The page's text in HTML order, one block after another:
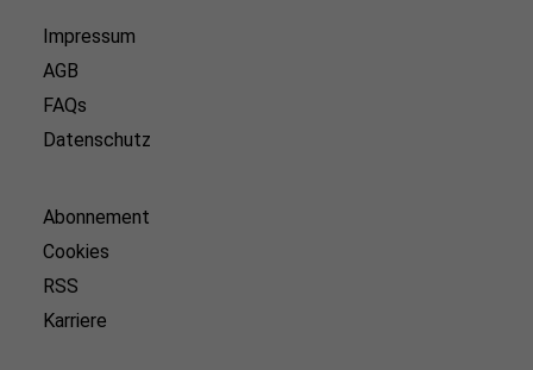
Impressum
AGB
FAQs
Datenschutz
Abonnement
Cookies
RSS
Karriere